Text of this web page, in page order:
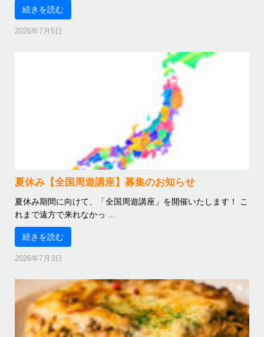
続きを読む
2026年7月5日
夏休み【全国周遊講座】募集のお知らせ
夏休み期間に向けて、「全国周遊講座」を開催いたします！ こ
れまで遠方で来れなかっ ...
続きを読む
2026年7月3日